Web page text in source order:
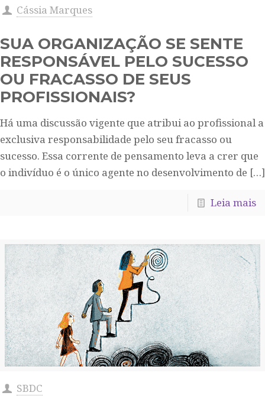
Cássia Marques
SUA ORGANIZAÇÃO SE SENTE
RESPONSÁVEL PELO SUCESSO
OU FRACASSO DE SEUS
PROFISSIONAIS?
Há uma discussão vigente que atribui ao profissional a
exclusiva responsabilidade pelo seu fracasso ou
sucesso. Essa corrente de pensamento leva a crer que
o indivíduo é o único agente no desenvolvimento de […]
Leia mais
SBDC